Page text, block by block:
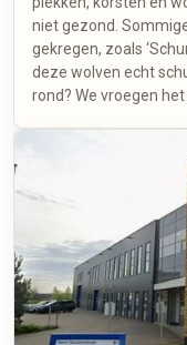
niet gezond.
gekregen, zoals
deze wolven echt
rond? We vroegen